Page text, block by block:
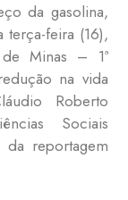
da gasolina,
feira (16),
Minas – 1ª
na vida
Roberto
Sociais
da reportagem